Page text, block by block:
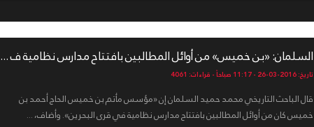
السلمان: «بن خميس» من أوائل المطالبين بافتتاح مدارس نظامية ف ...
تاريخ: 2016-03-26 - 11:17 صباحاً - قراءات: 4061
قال الباحث التاريخي محمد حميد السلمان إن «مؤسس مأتم بن خميس الحاج أحمد بن
خميس كان من أوائل المطالبين بافتتاح مدارس نظامية في قرى البحرين». وأضاف، ...